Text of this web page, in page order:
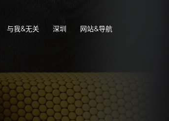
与我&无关 深圳 网站&导航